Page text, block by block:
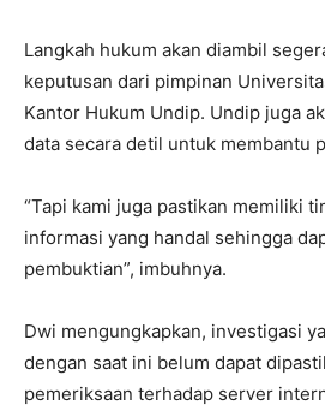
Langkah hukum akan diambil
keputusan dari pimpinan
Kantor Hukum Undip. Undip juga
data secara detil untuk membantu
“Tapi kami juga pastikan memiliki
informasi yang handal sehingga
pembuktian”, imbuhnya.
Dwi mengungkapkan, investigasi
dengan saat ini belum dapat
pemeriksaan terhadap server